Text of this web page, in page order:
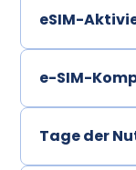
eSIM-
e-SIM-
Tage der